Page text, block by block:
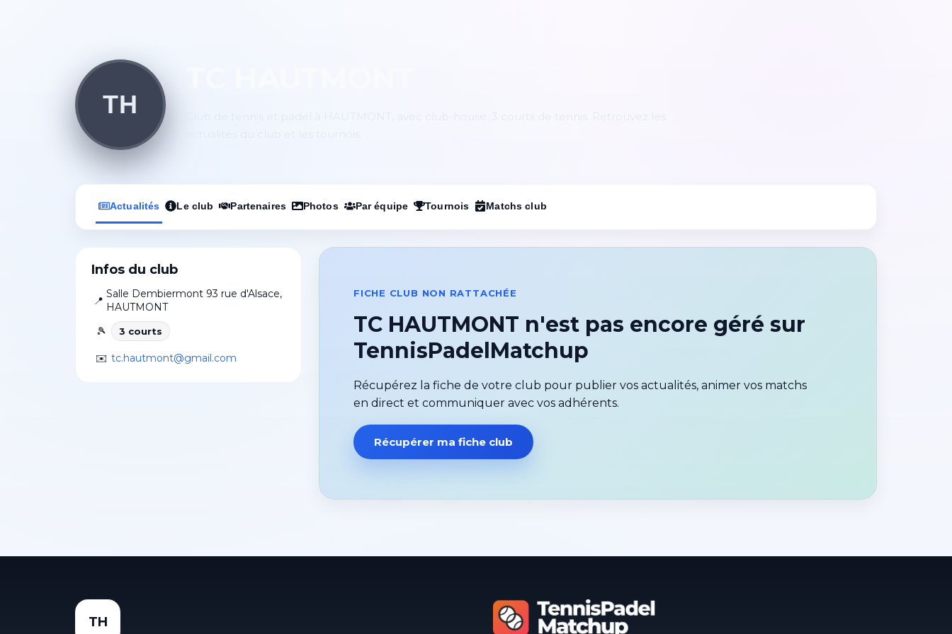
TH
Actualités Le club Partenaires Photos Par équipe Tournois Matchs club
Infos du club
📍
Salle Dembiermont 93 rue d'Alsace,
HAUTMONT
🎾
3 courts
✉️ tc.hautmont@gmail.com
FICHE CLUB NON RATTACHÉE
TC HAUTMONT n'est pas encore géré sur
TennisPadelMatchup
Récupérez la fiche de votre club pour publier vos actualités, animer vos matchs
en direct et communiquer avec vos adhérents.
Récupérer ma fiche club
TH